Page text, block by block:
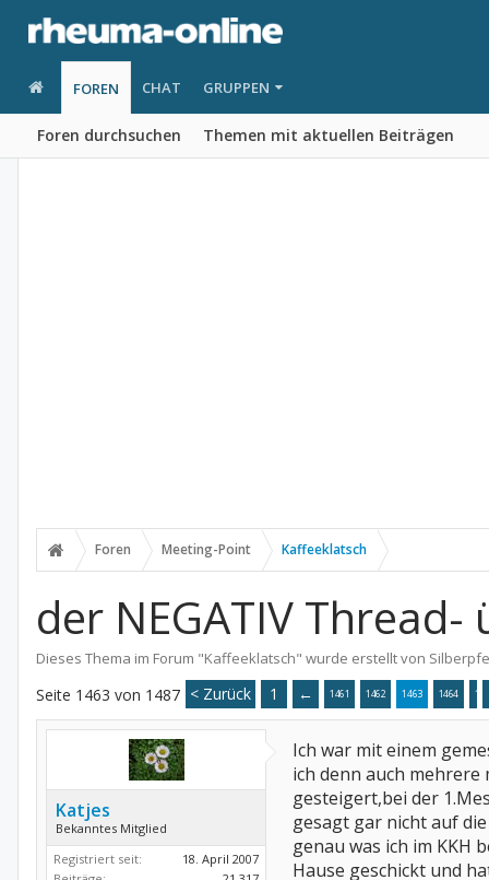
FOREN
Foren durchsuchen Themen mit aktuellen Beiträgen
CHAT GRUPPEN
Foren Meeting-Point Kaffeeklatsch
der NEGATIV
Dieses Thema im Forum "Kaffeeklatsch" wurde erstellt von
Seite 1463 von 1487 < Zurück 1 ← 1461 1462 1463 1464
Katjes
Bekanntes Mitglied
Registriert seit:
18. April 2007
Ich war mit einem
ich denn auch
gesteigert,bei der
gesagt gar nicht auf
genau was ich im KKH
Hause geschickt und